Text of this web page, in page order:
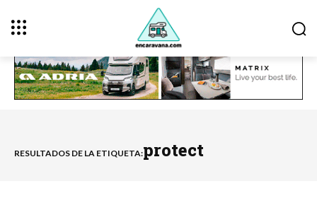
RESULTADOS DE LA ETIQUETA:protect